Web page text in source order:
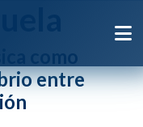
como
entre